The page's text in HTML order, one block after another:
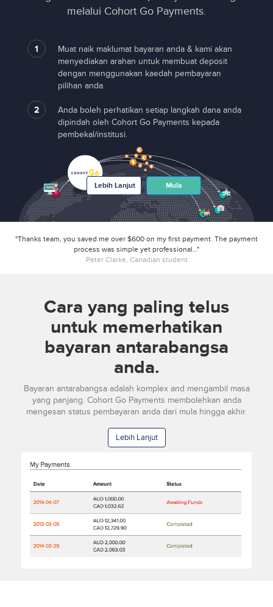
melalui Cohort Go Payments.
1
Muat naik maklumat bayaran anda & kami akan
menyediakan arahan untuk membuat deposit
dengan menggunakan kaedah pembayaran
pilihan anda.
2
Anda boleh perhatikan setiap langkah dana anda
dipindah oleh Cohort Go Payments kepada
pembekal/institusi.
Lebih Lanjut Mula
"Thanks team, you saved me over $600 on my first payment. The payment
process was simple yet professional…"
Peter Clarke, Canadian student
Cara yang paling telus
untuk memerhatikan
bayaran antarabangsa
anda.
Bayaran antarabangsa adalah komplex and mengambil masa
yang panjang. Cohort Go Payments membolehkan anda
mengesan status pembayaran anda dari mula hingga akhir.
Lebih Lanjut